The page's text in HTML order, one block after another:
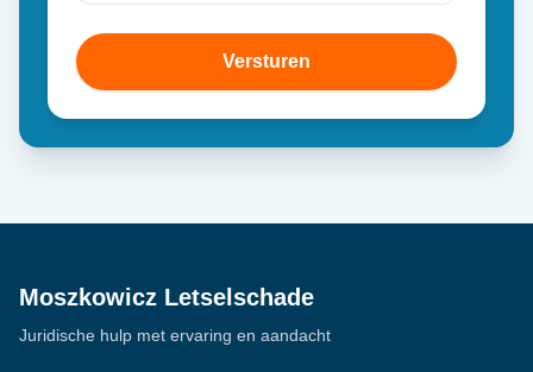
Versturen
Moszkowicz Letselschade
Juridische hulp met ervaring en aandacht